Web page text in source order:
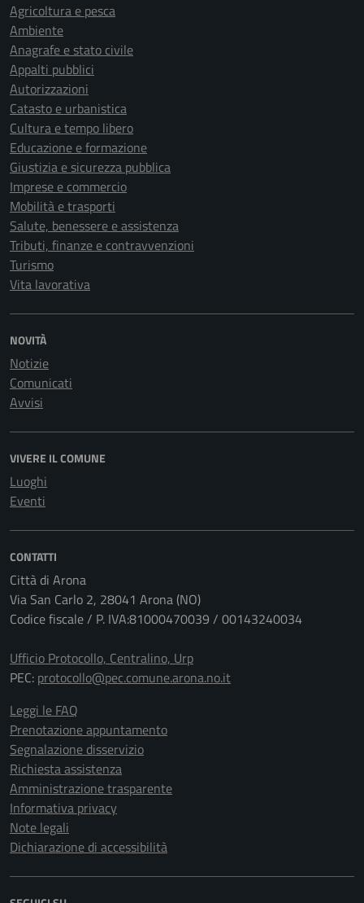
Agricoltura e pesca
Ambiente
Anagrafe e stato civile
Appalti pubblici
Autorizzazioni
Catasto e urbanistica
Cultura e tempo libero
Educazione e formazione
Giustizia e sicurezza pubblica
Imprese e commercio
Mobilità e trasporti
Salute, benessere e assistenza
Tributi, finanze e contravvenzioni
Turismo
Vita lavorativa
NOVITÀ
Notizie
Comunicati
Avvisi
VIVERE IL COMUNE
Luoghi
Eventi
CONTATTI
Città di Arona
Via San Carlo 2, 28041 Arona (NO)
Codice fiscale / P. IVA:81000470039 / 00143240034
Ufficio Protocollo, Centralino, Urp
PEC: protocollo@pec.comune.arona.no.it
Leggi le FAQ
Prenotazione appuntamento
Segnalazione disservizio
Richiesta assistenza
Amministrazione trasparente
Informativa privacy
Note legali
Dichiarazione di accessibilità